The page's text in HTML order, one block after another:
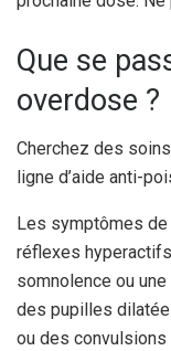
Que se
overdose ?
Cherchez des
ligne d’aide anti-
Les symptômes
réflexes
somnolence ou
des pupilles
ou des convulsions